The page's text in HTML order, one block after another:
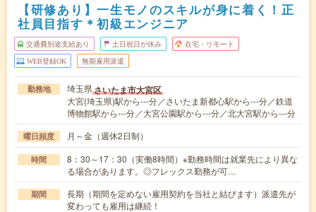
【研修あり】一生モノのスキルが身に着く！正
社員目指す＊初級エンジニア
交通費別途支給あり 土日祝日が休み 在宅・リモート
WEB登録OK 無期雇用派遣
勤務地 埼玉県さいたま市大宮区
大宮(埼玉県)駅から---分／さいたま新都心駅から---分／鉄道
博物館駅から---分／大宮公園駅から---分／北大宮駅から---分
曜日頻度 月～金（週休2日制）
時間
8：30～17：30（実働8時間）※勤務時間は就業先により異な
る場合があります。◎フレックス勤務が可…
期間
長期（期間を定めない雇用契約を当社と結びます）派遣先が
変わっても雇用は継続！